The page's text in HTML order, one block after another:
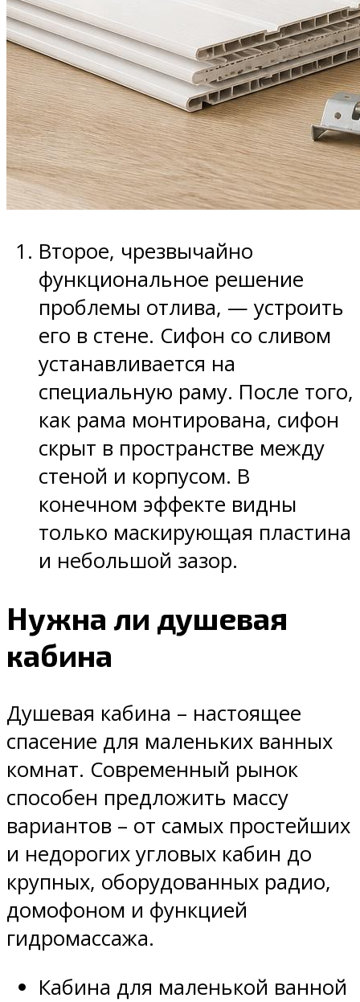
Второе, чрезвычайно
функциональное решение
проблемы отлива, — устроить
его в стене. Сифон со сливом
устанавливается на
специальную раму. После того,
как рама монтирована, сифон
скрыт в пространстве между
стеной и корпусом. В
конечном эффекте видны
только маскирующая пластина
и небольшой зазор.
Нужна ли душевая
кабина
Душевая кабина – настоящее
спасение для маленьких ванных
комнат. Современный рынок
способен предложить массу
вариантов – от самых простейших
и недорогих угловых кабин до
крупных, оборудованных радио,
домофоном и функцией
гидромассажа.
Кабина для маленькой ванной